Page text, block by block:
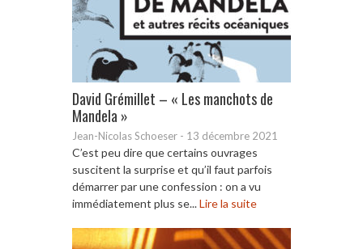
David Grémillet – « Les manchots de
Mandela »
Jean-Nicolas Schoeser - 13 décembre 2021
C’est peu dire que certains ouvrages
suscitent la surprise et qu’il faut parfois
démarrer par une confession : on a vu
immédiatement plus se...Lire la suite